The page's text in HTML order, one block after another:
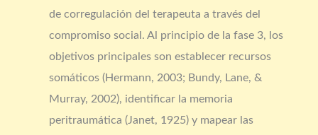
de corregulación del terapeuta a través del
compromiso social. Al principio de la fase 3, los
objetivos principales son establecer recursos
somáticos (Hermann, 2003; Bundy, Lane, &
Murray, 2002), identificar la memoria
peritraumática (Janet, 1925) y mapear las